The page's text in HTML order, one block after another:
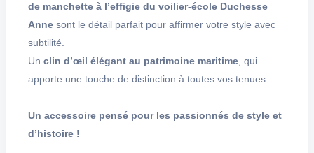
de manchette à l’effigie du voilier-école Duchesse
Anne sont le détail parfait pour affirmer votre style avec
subtilité.
Un clin d’œil élégant au patrimoine maritime , qui
apporte une touche de distinction à toutes vos tenues.
Un accessoire pensé pour les passionnés de style et
d’histoire !